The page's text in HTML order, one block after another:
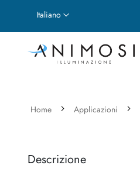
Lingua
Italiano
Home Applicazioni
fine
della
Descrizione